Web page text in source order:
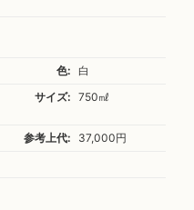
色:
白
サイズ: 750㎖
参考上代:
37,000円